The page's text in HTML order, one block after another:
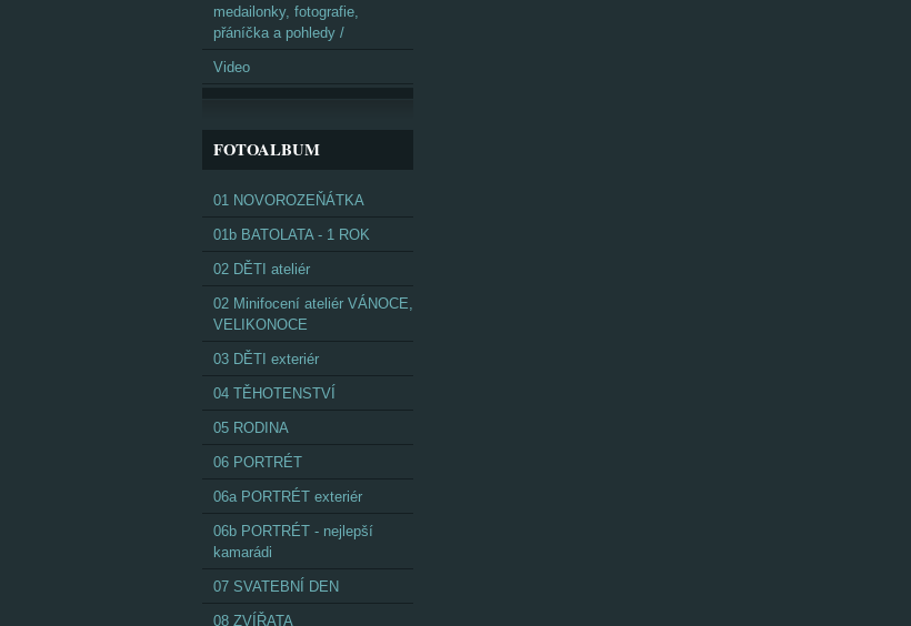
medailonky, fotografie,
přáníčka a pohledy /
Video
FOTOALBUM
01 NOVOROZEŇÁTKA
01b BATOLATA - 1 ROK
02 DĚTI ateliér
02 Minifocení ateliér VÁNOCE,
VELIKONOCE
03 DĚTI exteriér
04 TĚHOTENSTVÍ
05 RODINA
06 PORTRÉT
06a PORTRÉT exteriér
06b PORTRÉT - nejlepší
kamarádi
07 SVATEBNÍ DEN
08 ZVÍŘATA